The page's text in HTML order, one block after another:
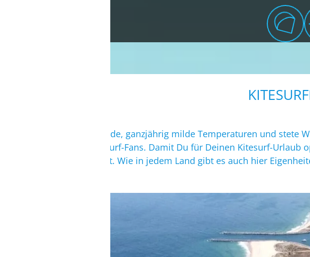
Feinsandige Strände, ganzjährig milde Temperaturen und stete
gemacht für Kitesurf-Fans. Damit Du für Deinen Kitesurf-
zusammengestellt. Wie in jedem Land gibt es auch hier